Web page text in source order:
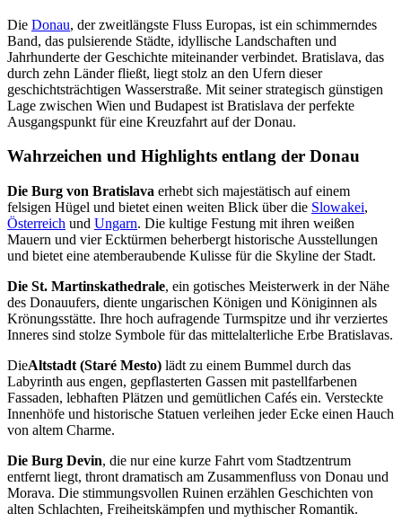
Die Donau, der zweitlängste Fluss Europas, ist ein schimmerndes
Band, das pulsierende Städte, idyllische Landschaften und
Jahrhunderte der Geschichte miteinander verbindet. Bratislava, das
durch zehn Länder fließt, liegt stolz an den Ufern dieser
geschichtsträchtigen Wasserstraße. Mit seiner strategisch günstigen
Lage zwischen Wien und Budapest ist Bratislava der perfekte
Ausgangspunkt für eine Kreuzfahrt auf der Donau.
Wahrzeichen und Highlights entlang der Donau
Die Burg von Bratislava erhebt sich majestätisch auf einem
felsigen Hügel und bietet einen weiten Blick über die Slowakei,
Österreich und Ungarn. Die kultige Festung mit ihren weißen
Mauern und vier Ecktürmen beherbergt historische Ausstellungen
und bietet eine atemberaubende Kulisse für die Skyline der Stadt.
Die St. Martinskathedrale, ein gotisches Meisterwerk in der Nähe
des Donauufers, diente ungarischen Königen und Königinnen als
Krönungsstätte. Ihre hoch aufragende Turmspitze und ihr verziertes
Inneres sind stolze Symbole für das mittelalterliche Erbe Bratislavas.
DieAltstadt (Staré Mesto) lädt zu einem Bummel durch das
Labyrinth aus engen, gepflasterten Gassen mit pastellfarbenen
Fassaden, lebhaften Plätzen und gemütlichen Cafés ein. Versteckte
Innenhöfe und historische Statuen verleihen jeder Ecke einen Hauch
von altem Charme.
Die Burg Devin, die nur eine kurze Fahrt vom Stadtzentrum
entfernt liegt, thront dramatisch am Zusammenfluss von Donau und
Morava. Die stimmungsvollen Ruinen erzählen Geschichten von
alten Schlachten, Freiheitskämpfen und mythischer Romantik.